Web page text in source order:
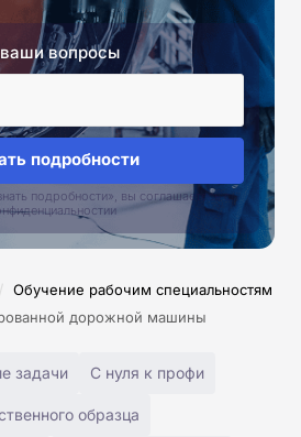
вопросы
подробности
подробности», вы соглашаетесь с
/ Обучение рабочим специальностям
дорожной машины
задачи С нуля к профи
образца